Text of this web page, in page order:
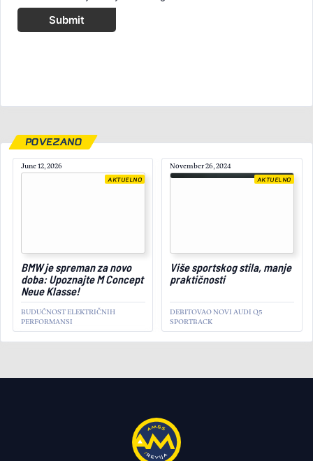
Submit
POVEZANO
June 12, 2026
BMW je spreman za novo
doba: Upoznajte M Concept
Neue Klasse!
BUDUĆNOST ELEKTRIČNIH
PERFORMANSI
AKTUELNO
November 26, 2024
Više sportskog stila, manje
praktičnosti
DEBITOVAO NOVI AUDI Q5
SPORTBACK
AKTUELNO
March 25, 2026
Mercedes-Maybach S-